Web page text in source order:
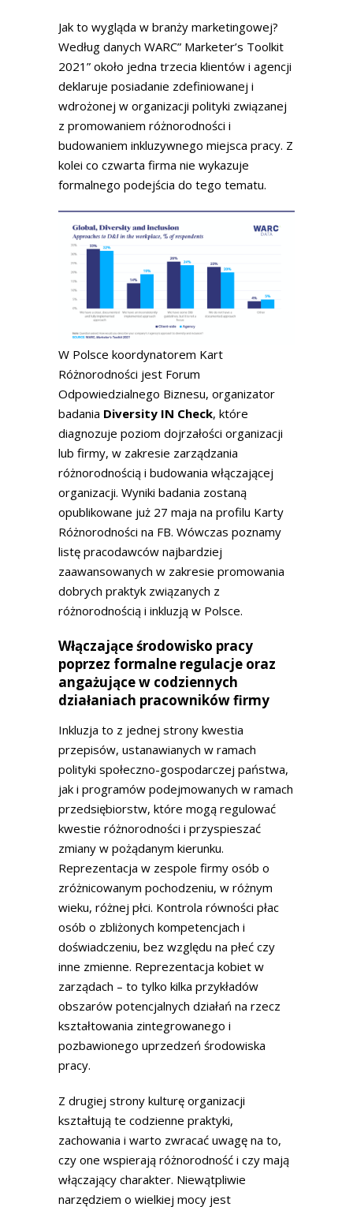
Jak to wygląda w branży marketingowej?
Według danych WARC” Marketer’s Toolkit
2021” około jedna trzecia klientów i agencji
deklaruje posiadanie zdefiniowanej i
wdrożonej w organizacji polityki związanej
z promowaniem różnorodności i
budowaniem inkluzywnego miejsca pracy. Z
kolei co czwarta firma nie wykazuje
formalnego podejścia do tego tematu.
W Polsce koordynatorem Kart
Różnorodności jest Forum
Odpowiedzialnego Biznesu, organizator
badania Diversity IN Check, które
diagnozuje poziom dojrzałości organizacji
lub firmy, w zakresie zarządzania
różnorodnością i budowania włączającej
organizacji. Wyniki badania zostaną
opublikowane już 27 maja na profilu Karty
Różnorodności na FB. Wówczas poznamy
listę pracodawców najbardziej
zaawansowanych w zakresie promowania
dobrych praktyk związanych z
różnorodnością i inkluzją w Polsce.
Włączające środowisko pracy
poprzez formalne regulacje oraz
angażujące w codziennych
działaniach pracowników firmy
Inkluzja to z jednej strony kwestia
przepisów, ustanawianych w ramach
polityki społeczno-gospodarczej państwa,
jak i programów podejmowanych w ramach
przedsiębiorstw, które mogą regulować
kwestie różnorodności i przyspieszać
zmiany w pożądanym kierunku.
Reprezentacja w zespole firmy osób o
zróżnicowanym pochodzeniu, w różnym
wieku, różnej płci. Kontrola równości płac
osób o zbliżonych kompetencjach i
doświadczeniu, bez względu na płeć czy
inne zmienne. Reprezentacja kobiet w
zarządach – to tylko kilka przykładów
obszarów potencjalnych działań na rzecz
kształtowania zintegrowanego i
pozbawionego uprzedzeń środowiska
pracy.
Z drugiej strony kulturę organizacji
kształtują te codzienne praktyki,
zachowania i warto zwracać uwagę na to,
czy one wspierają różnorodność i czy mają
włączający charakter. Niewątpliwie
narzędziem o wielkiej mocy jest